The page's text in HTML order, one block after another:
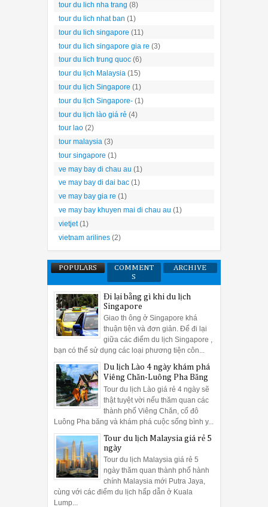
tour du lich nha trang (8)
tour du lich nhat ban (1)
tour du lich singapore (11)
tour du lich singapore gia re (3)
tour du lich trung quoc (6)
tour du lịch Malaysia (15)
tour du lịch Singapore (1)
tour du lịch Singapore- (1)
tour du lịch lào giá rẻ (4)
tour lao (2)
tour malaysia (3)
tour singapore (1)
ve may bay di chau au (1)
ve may bay di dai bac (1)
ve may bay gia re (1)
ve may bay khuyen mai di chau au (1)
vietjet (1)
vietnam arilines (2)
POPULARS
COMMENT
S
ARCHIVE
Đi lại bằng gì khi du lịch
Singapore
Giao th ông ở Singapore khá
thuận tiện và đơn giản. Để đi lại
giữa các điểm du lịch Singapore ,
bạn có thể sử dụng các loại phương tiện côn...
Du lịch Lào 4 ngày khám phá
Viêng Chăn-Luông Pha Băng
Tour du lịch Lào giá rẻ 4 ngày sẽ
thật tuyệt vời nếu thăm quan các
thành phố Viêng Chăn, cố đô
Luông Pha băng và khám phá cuộc sống bình y...
Tour du lịch Malaysia giá rẻ 5
ngày
Tour du lịch Malaysia giá rẻ 5
ngày thăm quan thành phố hành
chính Malaysia mới Putra Jaya,
cùng với các điểm du lịch hấp dẫn ở Kuala
Lump...